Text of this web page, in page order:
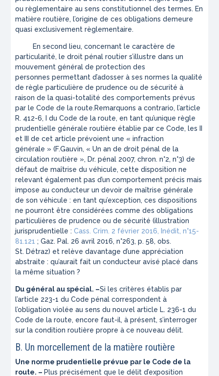
ou règlementaire au sens constitutionnel des termes. En
matière routière, l’origine de ces obligations demeure
quasi exclusivement règlementaire.
En second lieu, concernant le caractère de
particularité, le droit pénal routier s’illustre dans un
mouvement général de protection des
personnes permettant d’adosser à ses normes la qualité
de règle particulière de prudence ou de sécurité à
raison de la quasi-totalité des comportements prévus
par le Code de la route.Remarquonsa contrario, l’article
R. 412-6, I du Code de la route, en tant qu’unique règle
prudentielle générale routière établie par ce Code, les II
et III de cet article prévoient une « infraction
générale »(F.Gauvin, « Un an de droit pénal de la
circulation routière », Dr. pénal 2007, chron. n°2, n°3) de
défaut de maîtrise du véhicule, cette disposition ne
relevant également pas d’un comportement précis mais
impose au conducteur un devoir de maîtrise générale
de son véhicule : en tant qu’exception, ces dispositions
ne pourront être considérées comme des obligations
particulières de prudence ou de sécurité (illustration
jurisprudentielle :Cass. Crim. 2 février 2016, Inédit , n°15-
81.121 ;Gaz. Pal. 26 avril 2016, n°263, p. 58, obs.
St. Détraz) et relève davantage d’une appréciation
abstraite :qu’aurait fait un conducteur avisé placé dans
la même situation ?
Du général au spécial. –Si les critères établis par
l’article 223-1 du Code pénal correspondent à
l’obligation violée au sens du nouvel article L. 236-1 du
Code de la route, encore faut-il, à présent, s’interroger
sur la condition routière propre à ce nouveau délit.
B. Un morcellement de la matière routière
Une norme prudentielle prévue par le Code de la
route. – Plus précisément que le délit d’exposition